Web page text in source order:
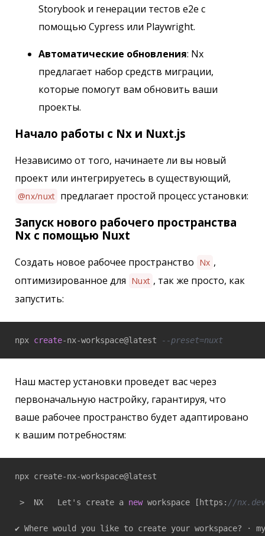
Storybook и генерации тестов e2e с
помощью Cypress или Playwright.
Автоматические обновления: Nx
предлагает набор средств миграции,
которые помогут вам обновить ваши
проекты.
Начало работы с Nx и Nuxt.js
Независимо от того, начинаете ли вы новый
проект или интегрируетесь в существующий,
@nx/nuxt предлагает простой процесс установки:
Запуск нового рабочего пространства
Nx с помощью Nuxt
Создать новое рабочее пространство Nx ,
оптимизированное для Nuxt , так же просто, как
запустить:
npx create-nx-workspace@latest --preset=nuxt
Наш мастер установки проведет вас через
первоначальную настройку, гарантируя, что
ваше рабочее пространство будет адаптировано
к вашим потребностям:
npx create-nx-workspace@latest
>  NX   Let's create a new workspace [https: //
✔ Where would you like to create your workspace? ·